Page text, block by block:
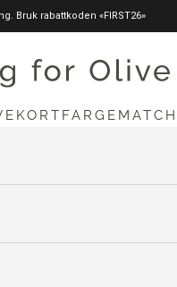
Bruk rabattkoden «FIRST26»
FARGEMATCH